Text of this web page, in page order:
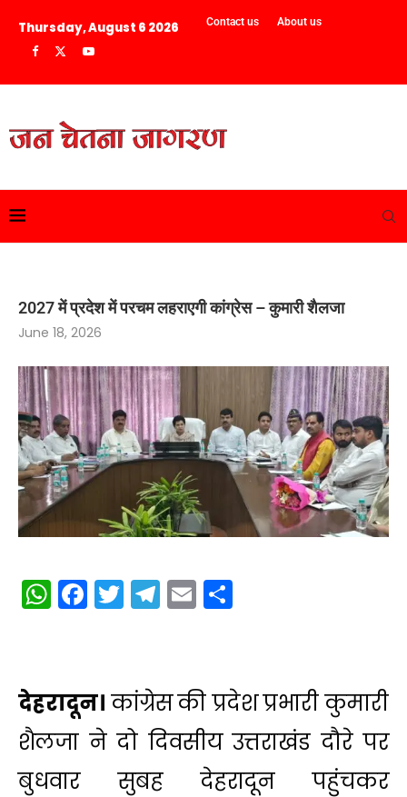
Thursday, August 6 2026 Contact us About us
2027 में प्रदेश में परचम लहराएगी कांग्रेस – कुमारी शैलजा
June 18, 2026
WhatsApp
Facebook
Twitter
Telegram
Email
देहरादून। कांग्रेस की प्रदेश प्रभारी कुमारी
शैलजा ने दो दिवसीय उत्तराखंड दौरे पर
बुधवार सुबह देहरादून पहुंचकर